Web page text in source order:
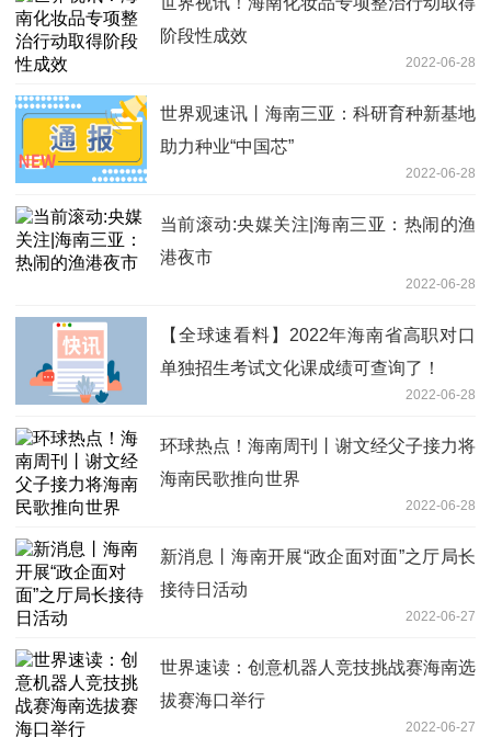
阶段性成效
2022-06-28
世界观速讯丨海南三亚：科研育种新基地
助力种业“中国芯”
2022-06-28
当前滚动:央媒关注|海南三亚：热闹的渔
港夜市
2022-06-28
【全球速看料】2022年海南省高职对口
单独招生考试文化课成绩可查询了！
2022-06-28
环球热点！海南周刊丨谢文经父子接力将
海南民歌推向世界
2022-06-28
新消息丨海南开展“政企面对面”之厅局长
接待日活动
2022-06-27
世界速读：创意机器人竞技挑战赛海南选
拔赛海口举行
2022-06-27